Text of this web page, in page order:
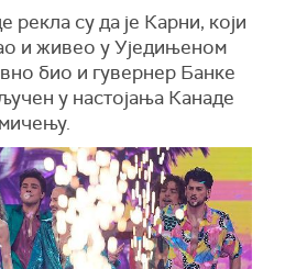
рекла су да је Карни, који
и живео у Уједињеном
био и гувернер Банке
у настојања Канаде